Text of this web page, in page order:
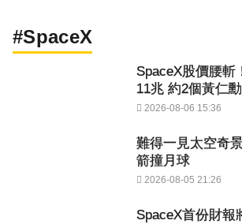
#SpaceX
SpaceX股價腰斬
11兆 約2個黃仁勳
2026-08-06 15:36
難得一見太空奇
箭撞月球
2026-08-05 21:26
SpaceX首份財報